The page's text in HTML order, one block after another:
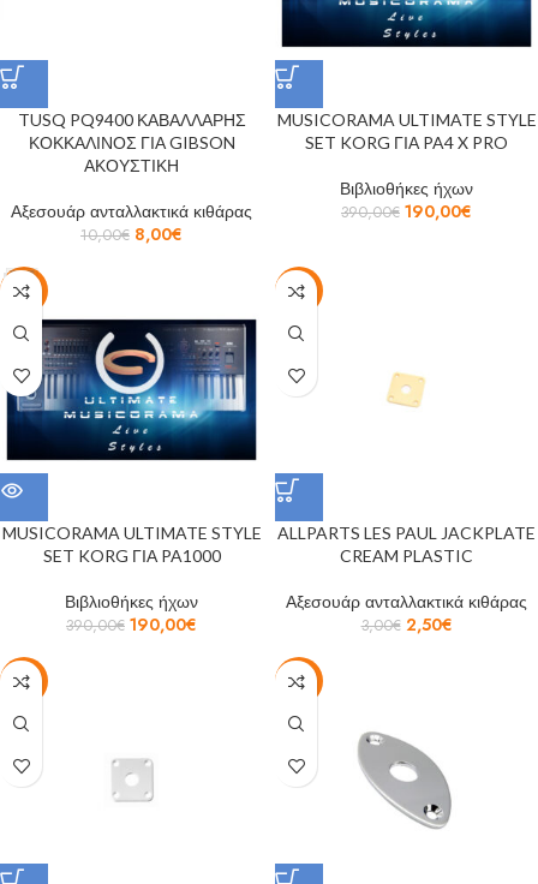
TUSQ PQ9400 ΚΑΒΑΛΛΑΡΗΣ
ΚΟΚΚΑΛΙΝΟΣ ΓΙΑ GIBSON
ΑΚΟΥΣΤΙΚΗ
Αξεσουάρ ανταλλακτικά κιθάρας
10,00€ 8,00€
MUSICORAMA ULTIMATE STYLE
SET KORG ΓΙΑ PA4 X PRO
Βιβλιοθήκες ήχων
390,00€ 190,00€
-51%
MUSICORAMA ULTIMATE STYLE
SET KORG ΓΙΑ PA1000
Βιβλιοθήκες ήχων
390,00€ 190,00€
-17%
ALLPARTS LES PAUL JACKPLATE
CREAM PLASTIC
Αξεσουάρ ανταλλακτικά κιθάρας
3,00€ 2,50€
-17% -8%